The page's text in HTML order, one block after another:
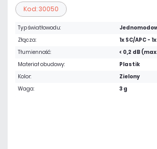
Kod: 30050
Typ światłowodu:
Złącza:
1x SC/APC -
Tłumienność:
< 0,2 dB
Materiał obudowy:
Plastik
Kolor:
Zielony
Waga:
3 g